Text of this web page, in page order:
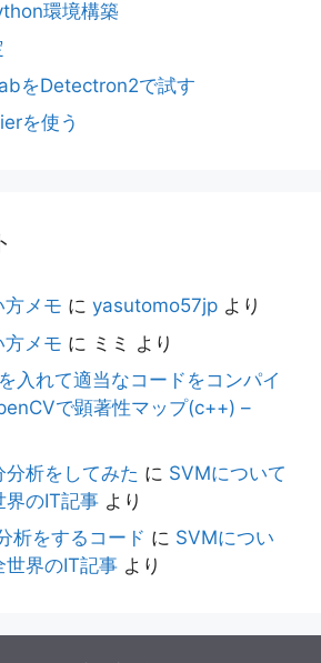
環境構築
をDetectron2で試す
を使う
メモ に yasutomo57jp より
メモ に ミミ より
入れて適当なコードをコンパイ
で顕著性マップ(c++) –
析をしてみた に SVMについて
界のIT記事 より
析をするコード に SVMについ
界のIT記事 より